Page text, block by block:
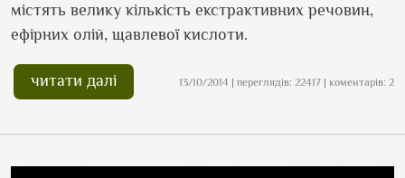
містять велику кількість екстрактивних речовин,
ефірних олій, щавлевої кислоти.
читати далі 13/10/2014 | переглядів: 22417 | коментарів: 2